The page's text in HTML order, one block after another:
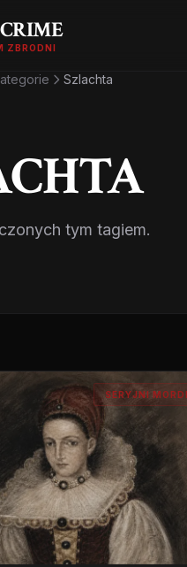
ZBRODNI
Szlachta
tym tagiem.
SERYJNI